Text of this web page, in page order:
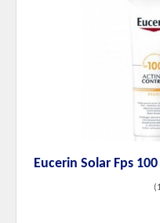
Eucerin Solar Fps
(